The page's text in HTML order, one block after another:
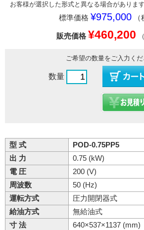
お客様が選択した形式と異なる場合があります
標準価格 ¥975,000
販売価格 ¥460,200
ご希望の数量をご入力く
数量
型 式
POD-0.75PP5
出 力
0.75 (kW)
電 圧
200 (V)
周波数
50 (Hz)
運転方式
圧力開閉器式
給油方式
無給油式
寸 法
640×537×1137 (mm)